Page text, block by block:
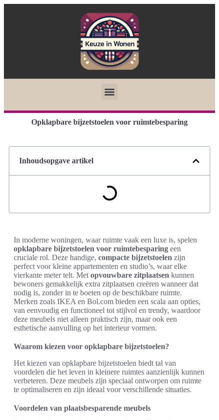
Opklapbare bijzetstoelen voor ruimtebesparing
Inhoudsopgave artikel
In moderne woningen, waar ruimte vaak een luxe is, spelen
opklapbare bijzetstoelen voor ruimtebesparing een
cruciale rol. Deze handige, compacte bijzetstoelen zijn
perfect voor kleine appartementen en studio’s, waar elke
vierkante meter telt. Met opvouwbare zitplaatsen kunnen
bewoners gemakkelijk extra zitplaatsen creëren wanneer dat
nodig is, zonder in te boeten op de beschikbare ruimte.
Merken zoals IKEA en Bol.com bieden een scala aan opties,
van eenvoudig en functioneel tot stijlvol en trendy, waardoor
deze meubels niet alleen praktisch zijn, maar ook een
esthetische aanvulling op het interieur vormen.
Waarom kiezen voor opklapbare bijzetstoelen?
Het kiezen van opklapbare bijzetstoelen biedt tal van
voordelen die het leven in kleinere ruimtes aanzienlijk kunnen
verbeteren. Deze meubels zijn speciaal ontworpen om ruimte
te optimaliseren en zijn ideaal voor verschillende situaties.
Voordelen van plaatsbesparende meubels